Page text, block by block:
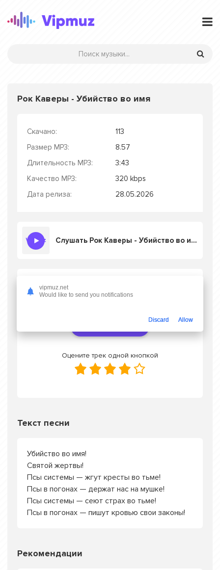
Рок Каверы - Убийство во имя
Скачано:
113
Размер MP3:
8.57
Длительность MP3:
3:43
Качество MP3:
320 kbps
Дата релиза:
28.05.2026
Слушать Рок Каверы - Убийство во имя
Скачать песню Рок Каверы - Убийство во
имяв mp3 или слушать онлайн бесплатно
Оцените трек одной кнопкой
Текст песни
Убийство во имя!
Святой жертвы!
Псы системы — жгут кресты во тьме!
Псы в погонах — держат нас на мушке!
Псы системы — сеют страх во тьме!
Псы в погонах — пишут кровью свои законы!
Рекомендации
vipmuz.net
Would like to send you notifications
Discard Allow